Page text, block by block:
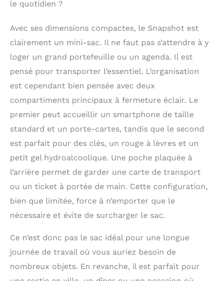
le quotidien ?
Avec ses dimensions compactes, le Snapshot est
clairement un mini-sac. Il ne faut pas s’attendre à y
loger un grand portefeuille ou un agenda. Il est
pensé pour transporter l’essentiel. L’organisation
est cependant bien pensée avec deux
compartiments principaux à fermeture éclair. Le
premier peut accueillir un smartphone de taille
standard et un porte-cartes, tandis que le second
est parfait pour des clés, un rouge à lèvres et un
petit gel hydroalcoolique. Une poche plaquée à
l’arrière permet de garder une carte de transport
ou un ticket à portée de main. Cette configuration,
bien que limitée, force à n’emporter que le
nécessaire et évite de surcharger le sac.
Ce n’est donc pas le sac idéal pour une longue
journée de travail où vous auriez besoin de
nombreux objets. En revanche, il est parfait pour